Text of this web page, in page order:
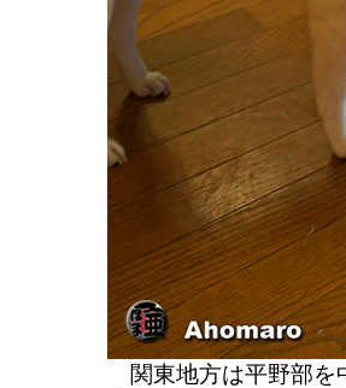
関東地方は平野部を